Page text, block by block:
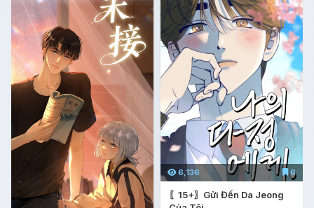
6,136 6
〖15+〗Gửi Đến Da Jeong